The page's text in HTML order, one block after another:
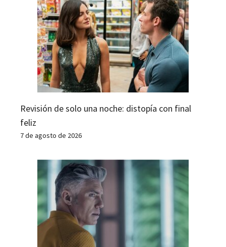
Revisión de solo una noche: distopía con final
feliz
7 de agosto de 2026